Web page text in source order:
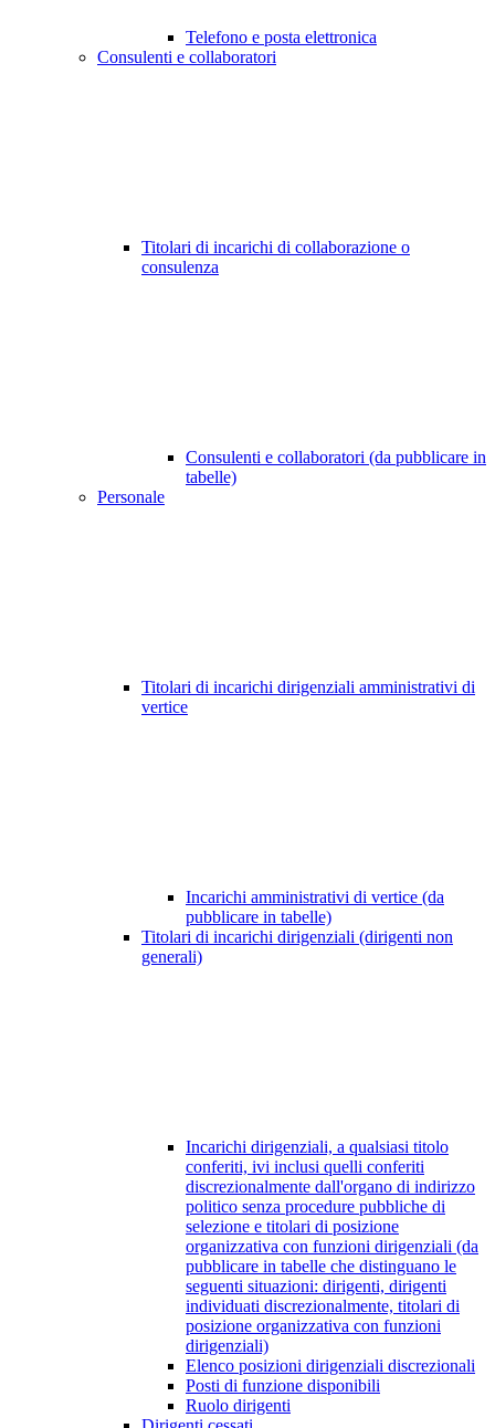
Telefono e posta elettronica
Consulenti e collaboratori
Titolari di incarichi di collaborazione o
consulenza
Consulenti e collaboratori (da pubblicare in
tabelle)
Personale
Titolari di incarichi dirigenziali amministrativi di
vertice
Incarichi amministrativi di vertice (da
pubblicare in tabelle)
Titolari di incarichi dirigenziali (dirigenti non
generali)
Incarichi dirigenziali, a qualsiasi titolo
conferiti, ivi inclusi quelli conferiti
discrezionalmente dall'organo di indirizzo
politico senza procedure pubbliche di
selezione e titolari di posizione
organizzativa con funzioni dirigenziali (da
pubblicare in tabelle che distinguano le
seguenti situazioni: dirigenti, dirigenti
individuati discrezionalmente, titolari di
posizione organizzativa con funzioni
dirigenziali)
Elenco posizioni dirigenziali discrezionali
Posti di funzione disponibili
Ruolo dirigenti